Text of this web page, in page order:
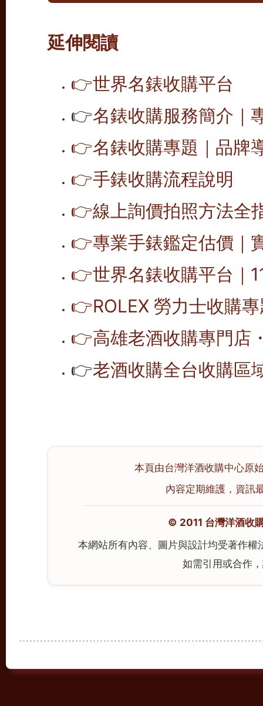
延伸閱讀
👉世界名錶收購平台
👉名錶收購服務簡介｜
👉名錶收購專題｜品牌
👉手錶收購流程說明
👉線上詢價拍照方法全
👉專業手錶鑑定估價｜
👉世界名錶收購平台｜
👉ROLEX 勞力士收購
👉高雄老酒收購專門店
👉老酒收購全台收購區
本頁由台灣洋酒收購中心原
內容定期維護，資訊
© 2011 台灣洋酒收
本網站所有內容、圖片與設計均受著作
如需引用或合作